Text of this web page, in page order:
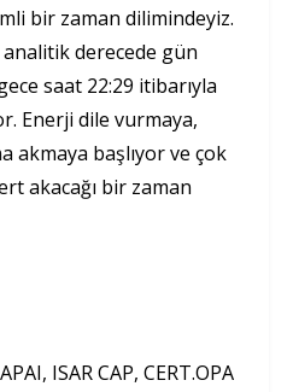
bir zaman dilimindeyiz.
analitik derecede gün
saat 22:29 itibarıyla
Enerji dile vurmaya,
akmaya başlıyor ve çok
akacağı bir zaman
ISAR CAP, CERT.OPA